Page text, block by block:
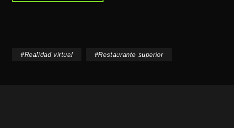
#Realidad virtual #Restaurante superior